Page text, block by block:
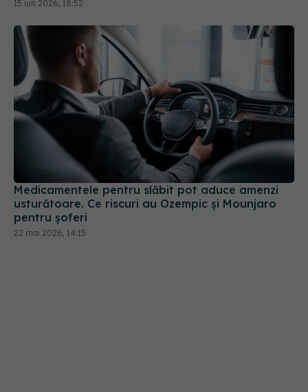
Medicamentele pentru slăbit pot aduce amenzi
usturătoare. Ce riscuri au Ozempic și Mounjaro
pentru șoferi
22 mai 2026, 14:15